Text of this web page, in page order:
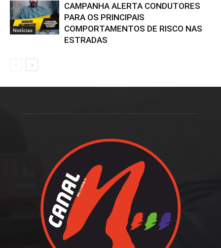
Notícias
CAMPANHA ALERTA CONDUTORES
PARA OS PRINCIPAIS
COMPORTAMENTOS DE RISCO NAS
ESTRADAS